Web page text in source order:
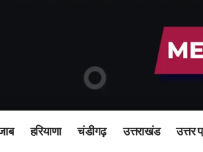
हरियाणा चंडीगढ़ उत्तराखंड उत्तर